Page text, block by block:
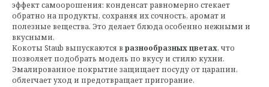
эффект самоорошения: конденсат равномерно стекает
обратно на продукты, сохраняя их сочность, аромат и
полезные вещества. Это делает блюда особенно нежными и
вкусными.
Кокоты Staub выпускаются в разнообразных цветах, что
позволяет подобрать модель по вкусу и стилю кухни.
Эмалированное покрытие защищает посуду от царапин,
облегчает уход и предотвращает пригорание.